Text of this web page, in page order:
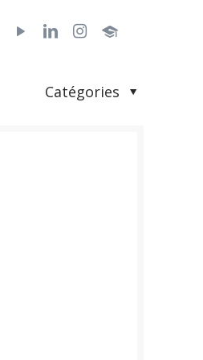
Catégories